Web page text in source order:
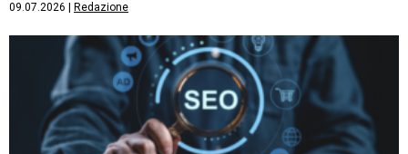
09.07.2026 Redazione